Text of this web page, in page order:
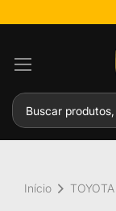
Início TOYOTA